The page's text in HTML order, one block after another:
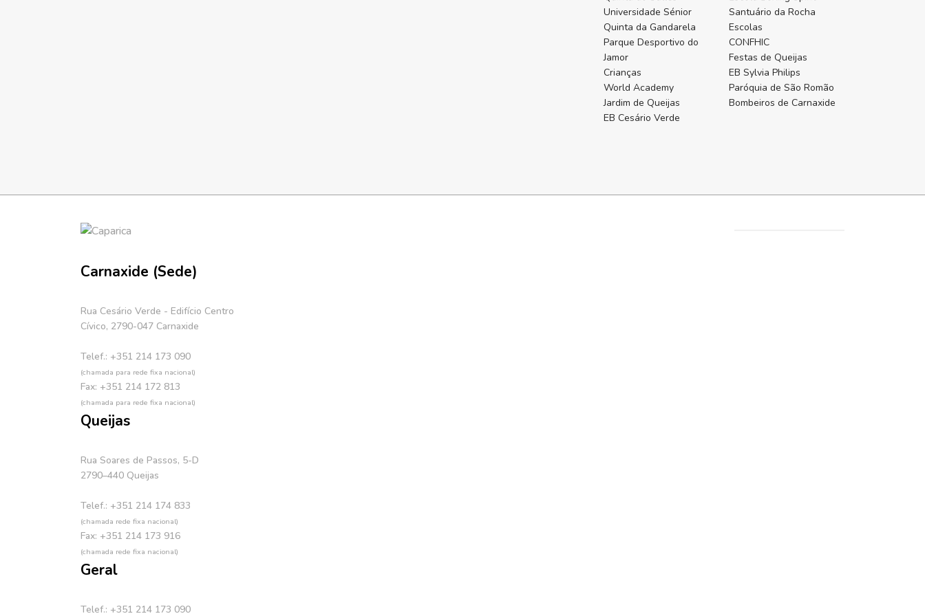
Universidade Sénior
Quinta da Gandarela
Parque Desportivo do
Jamor
Crianças
World Academy
Jardim de Queijas
EB Cesário Verde
Santuário da Rocha
Escolas
CONFHIC
Festas de Queijas
EB Sylvia Philips
Paróquia de São Romão
Bombeiros de Carnaxide
Carnaxide (Sede)
Rua Cesário Verde - Edifício Centro
Cívico, 2790-047 Carnaxide
Telef.: +351 214 173 090
(chamada para rede fixa nacional)
Fax: +351 214 172 813
(chamada para rede fixa nacional)
Queijas
Rua Soares de Passos, 5-D
2790–440 Queijas
Telef.: +351 214 174 833
(chamada rede fixa nacional)
Fax: +351 214 173 916
(chamada rede fixa nacional)
Geral
Telef.: +351 214 173 090